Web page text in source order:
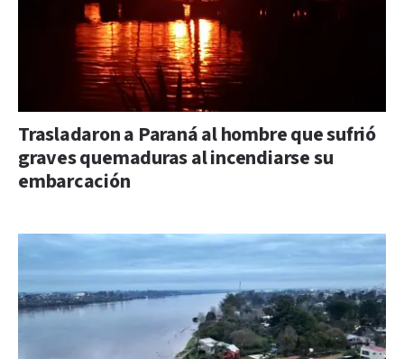
Trasladaron a Paraná al hombre que sufrió
graves quemaduras al incendiarse su
embarcación